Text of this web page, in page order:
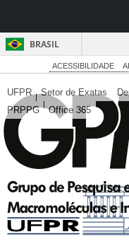
BRASIL
ACESSIBILIDADE
UFPR Setor de Exatas
PRPPG
Office 365